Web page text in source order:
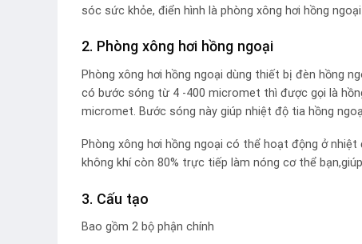
sóc sức khỏe, điển hình là phòng xông hơi hồng
2. Phòng xông hơi hồng ngoại
Phòng xông hơi hồng ngoại dùng thiết bị đèn hồng
có bước sóng từ 4 -400 micromet thì được gọi là
micromet. Bước sóng này giúp nhiệt độ tia hồng
Phòng xông hơi hồng ngoại có thể hoạt động ở
không khí còn 80% trực tiếp làm nóng cơ thể
3. Cấu tạo
Bao gồm 2 bộ phận chính